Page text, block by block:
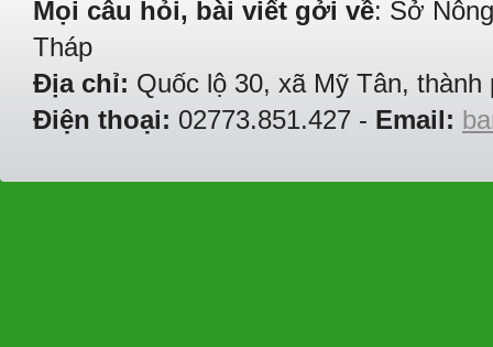
Mọi câu hỏi, bài viết gởi về: Sở
Tháp
Địa chỉ: Quốc lộ 30, xã Mỹ Tân,
Điện thoại: 02773.851.427 - Email: